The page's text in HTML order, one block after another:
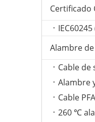
Certificado
IEC60245
Alambre
Cable
Cable
260 ℃